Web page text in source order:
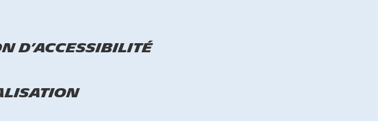
d’accessibilité